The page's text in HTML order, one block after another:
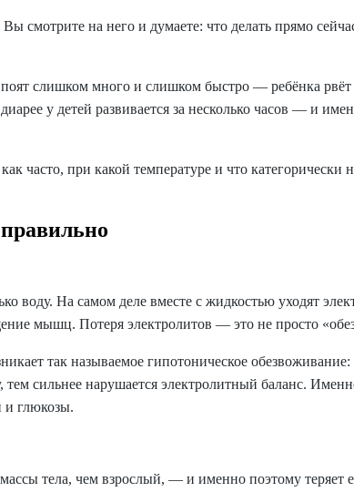
смотрите на него и думаете: что делать прямо
слишком много и слишком быстро — ребёнка
у детей развивается за несколько часов — и
часто, при какой температуре и что
воду. На самом деле вместе с жидкостью уходят
мышц. Потеря электролитов — это не просто
так называемое гипотоническое
сильнее нарушается электролитный баланс.
и глюкозы.
тела, чем взрослый, — и именно поэтому